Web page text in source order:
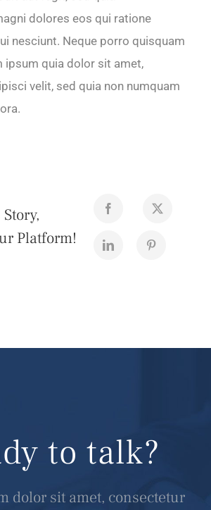
dolores eos qui ratione
nesciunt. Neque porro quisquam
ipsum quia dolor sit amet,
velit, sed quia non numquam
Platform!
to talk?
dolor sit amet, consectetur